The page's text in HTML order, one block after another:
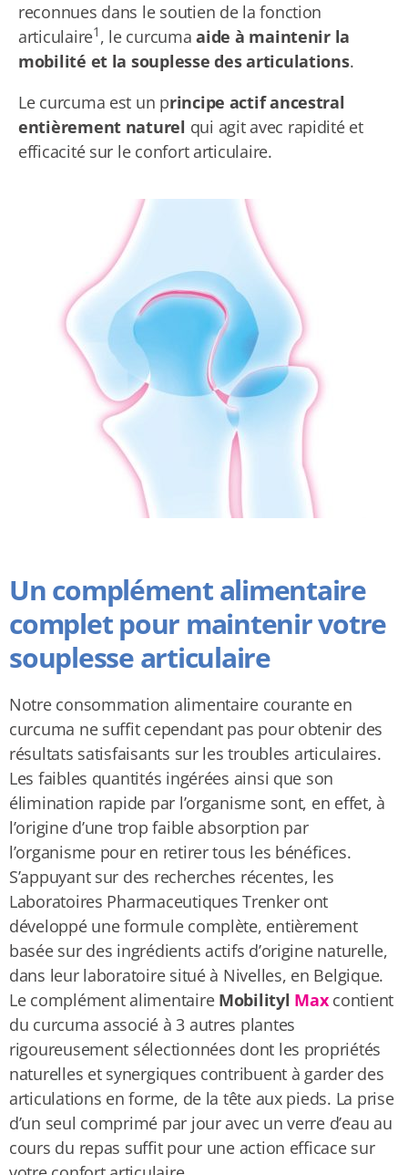
reconnues dans le soutien de la fonction
articulaire1 , le curcumaaide à maintenir la
mobilité et la souplesse des articulations.
Le curcuma est un principe actif ancestral
entièrement naturel qui agit avec rapidité et
efficacité sur le confort articulaire.
Un complément alimentaire
complet pour maintenir votre
souplesse articulaire
Notre consommation alimentaire courante en
curcuma ne suffit cependant pas pour obtenir des
résultats satisfaisants sur les troubles articulaires.
Les faibles quantités ingérées ainsi que son
élimination rapide par l’organisme sont, en effet, à
l’origine d’une trop faible absorption par
l’organisme pour en retirer tous les bénéfices.
S’appuyant sur des recherches récentes, les
Laboratoires Pharmaceutiques Trenker ont
développé une formule complète, entièrement
basée sur des ingrédients actifs d’origine naturelle,
dans leur laboratoire situé à Nivelles, en Belgique.
Le complément alimentaire Mobilityl Maxcontient
du curcuma associé à 3 autres plantes
rigoureusement sélectionnées dont les propriétés
naturelles et synergiques contribuent à garder des
articulations en forme, de la tête aux pieds. La prise
d’un seul comprimé par jour avec un verre d’eau au
cours du repas suffit pour une action efficace sur